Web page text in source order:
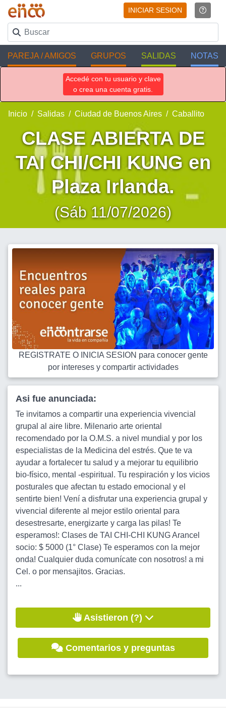
INICIAR SESION
PAREJA / AMIGOS GRUPOS SALIDAS NOTAS
Accedé con tu usuario y clave
o crea una cuenta gratis.
Inicio Salidas Ciudad de Buenos Aires Caballito
CLASE ABIERTA DE
TAI CHI/CHI KUNG en
Plaza Irlanda.
(Sáb 11/07/2026)
REGISTRATE O INICIA SESION para conocer gente
por intereses y compartir actividades
Asi fue anunciada:
Te invitamos a compartir una experiencia vivencial
grupal al aire libre. Milenario arte oriental
recomendado por la O.M.S. a nivel mundial y por los
especialistas de la Medicina del estrés. Que te va
ayudar a fortalecer tu salud y a mejorar tu equilibrio
bio-físico, mental -espiritual. Tu respiración y los vicios
posturales que afectan tu estado emocional y el
sentirte bien! Vení a disfrutar una experiencia grupal y
vivencial diferente al mejor estilo oriental para
desestresarte, energizarte y carga las pilas! Te
esperamos!: Clases de TAI CHI-CHI KUNG Arancel
socio: $ 5000 (1° Clase) Te esperamos con la mejor
onda! Cualquier duda comunícate con nosotros! a mi
Cel. o por mensajitos. Gracias.
...
Asistieron (?)
Comentarios y preguntas